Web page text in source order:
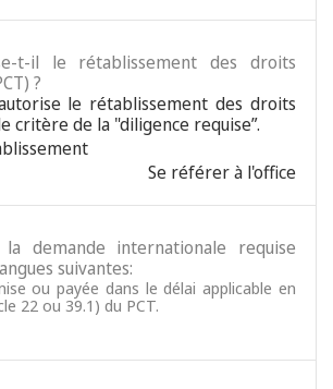
t-il le rétablissement des droits
?
le rétablissement des droits
critère de la "diligence requise”.
Se référer à l'office
demande internationale requise
suivantes:
ou payée dans le délai applicable en
22 ou 39.1) du PCT.